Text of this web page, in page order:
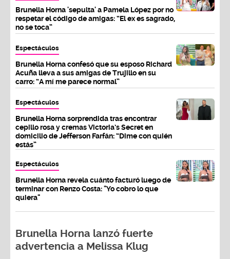
Brunella Horna 'sepulta' a Pamela López por no
respetar el código de amigas: “El ex es sagrado,
no se toca”
Espectáculos
Brunella Horna confesó que su esposo Richard
Acuña lleva a sus amigas de Trujillo en su
carro: “A mí me parece normal”
Espectáculos
Brunella Horna sorprendida tras encontrar
cepillo rosa y cremas Victoria’s Secret en
domicilio de Jefferson Farfán: “Dime con quién
estás”
Espectáculos
Brunella Horna revela cuánto facturó luego de
terminar con Renzo Costa: "Yo cobro lo que
quiera"
Brunella Horna lanzó fuerte
advertencia a Melissa Klug